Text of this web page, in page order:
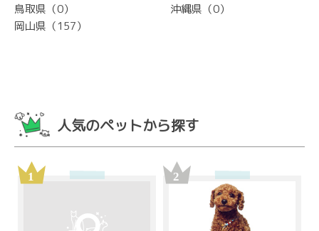
鳥取県（0）
岡山県（157）
沖縄県（0）
人気のペットから探す